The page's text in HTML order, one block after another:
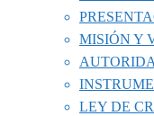
MISIÓN Y
LEY DE